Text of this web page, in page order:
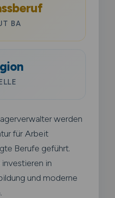
BA
werden
für Arbeit
Berufe geführt.
in
und moderne